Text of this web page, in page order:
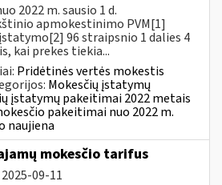
2022 m. sausio 1 d.
apmokestinimo PVM[1]
96 straipsnio 1 dalies 4
kai prekes tiekia...
Pridėtinės vertės mokestis
Mokesčių įstatymų
įstatymų pakeitimai 2022 metais
pakeitimai nuo 2022 m.
naujiena
mokesčio tarifus
2025-09-11